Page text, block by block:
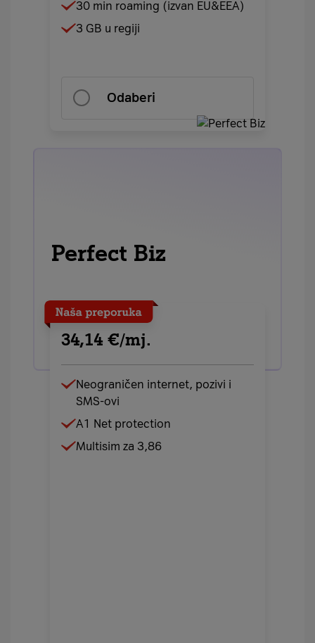
30 min roaming (izvan EU&EEA)
3 GB u regiji
Odaberi
Perfect Biz
34,14 €/mj.
Neograničen internet, pozivi i
SMS-ovi
A1 Net protection
Multisim za 3,86